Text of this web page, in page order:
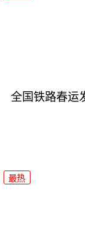
全国铁路春运
最热